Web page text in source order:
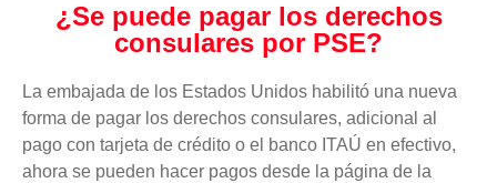
¿Se puede pagar los derechos
consulares por PSE?
La embajada de los Estados Unidos habilitó una nueva
forma de pagar los derechos consulares, adicional al
pago con tarjeta de crédito o el banco ITAÚ en efectivo,
ahora se pueden hacer pagos desde la página de la